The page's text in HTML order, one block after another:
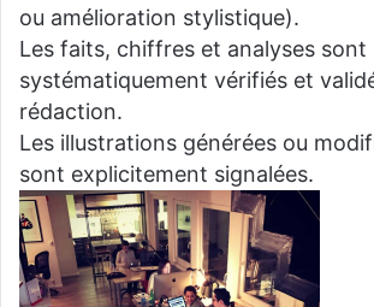
ou amélioration stylistique).
Les faits, chiffres et analyses sont
systématiquement vérifiés et
rédaction.
Les illustrations générées ou
sont explicitement signalées.